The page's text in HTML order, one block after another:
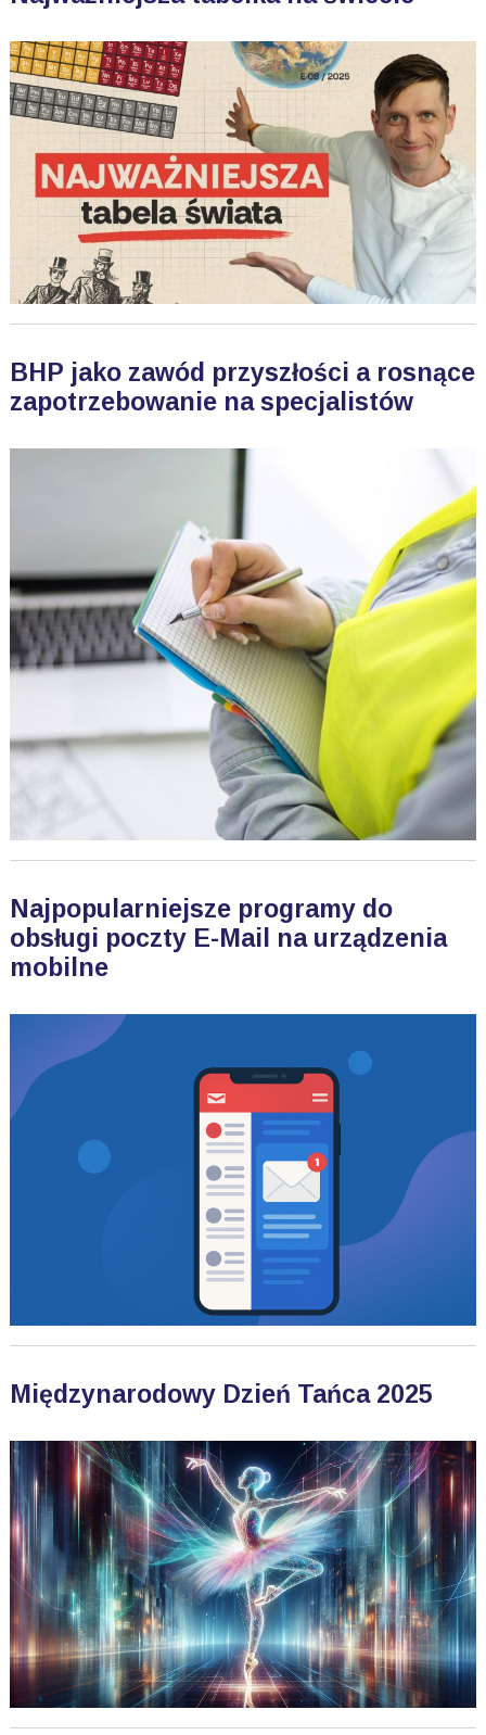
BHP jako zawód przyszłości a rosnące
zapotrzebowanie na specjalistów
Najpopularniejsze programy do
obsługi poczty E-Mail na urządzenia
mobilne
Międzynarodowy Dzień Tańca 2025